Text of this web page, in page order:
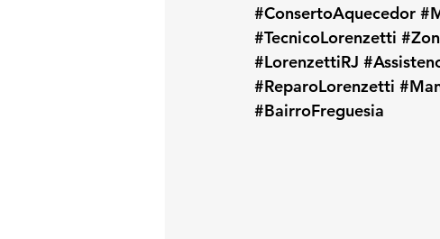
#ConsertoAquecedor
#TecnicoLorenzetti
#LorenzettiRJ
#ReparoLorenzetti
#BairroFreguesia